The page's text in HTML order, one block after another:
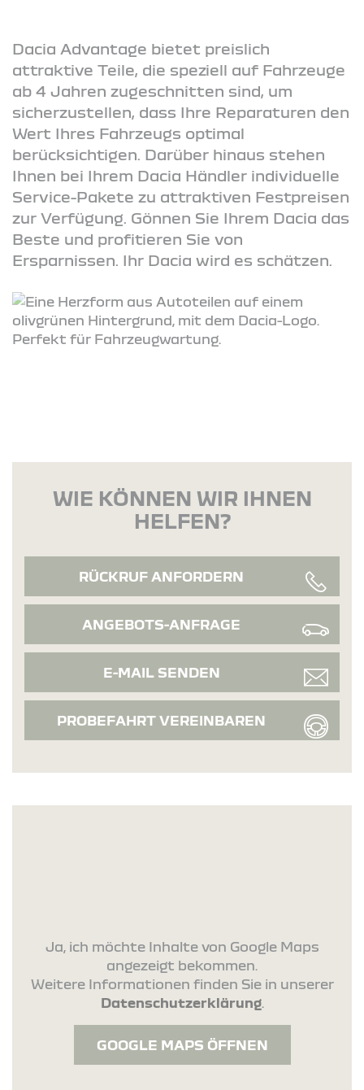
Dacia Advantage bietet preislich
attraktive Teile, die speziell auf Fahrzeuge
ab 4 Jahren zugeschnitten sind, um
sicherzustellen, dass Ihre Reparaturen den
Wert Ihres Fahrzeugs optimal
berücksichtigen. Darüber hinaus stehen
Ihnen bei Ihrem Dacia Händler individuelle
Service-Pakete zu attraktiven Festpreisen
zur Verfügung. Gönnen Sie Ihrem Dacia das
Beste und profitieren Sie von
Ersparnissen. Ihr Dacia wird es schätzen.
WIE KÖNNEN WIR IHNEN
HELFEN?
RÜCKRUF ANFORDERN
ANGEBOTS-ANFRAGE
E-MAIL SENDEN
PROBEFAHRT VEREINBAREN
Ja, ich möchte Inhalte von Google Maps
angezeigt bekommen.
Weitere Informationen finden Sie in unserer
Datenschutzerklärung.
GOOGLE MAPS ÖFFNEN